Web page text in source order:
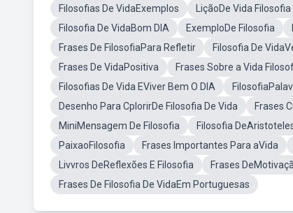
Filosofias De VidaExemplos
LiçãoDe Vida Filosofia
Filosofia De VidaBom DIA
ExemploDe Filosofia
Frases De FilosofiaPara Refletir
Filosofia De
Frases De VidaPositiva
Frases Sobre a Vida
Filosofias De Vida EViver Bem O DIA
Desenho Para CplorirDe Filosofia De Vida
Frases
MiniMensagem De Filosofia
Filosofia
PaixaoFilosofia
Frases Importantes Para aVida
Livvros DeReflexões E Filosofia
Frases
Frases De Filosofia De VidaEm Portuguesas